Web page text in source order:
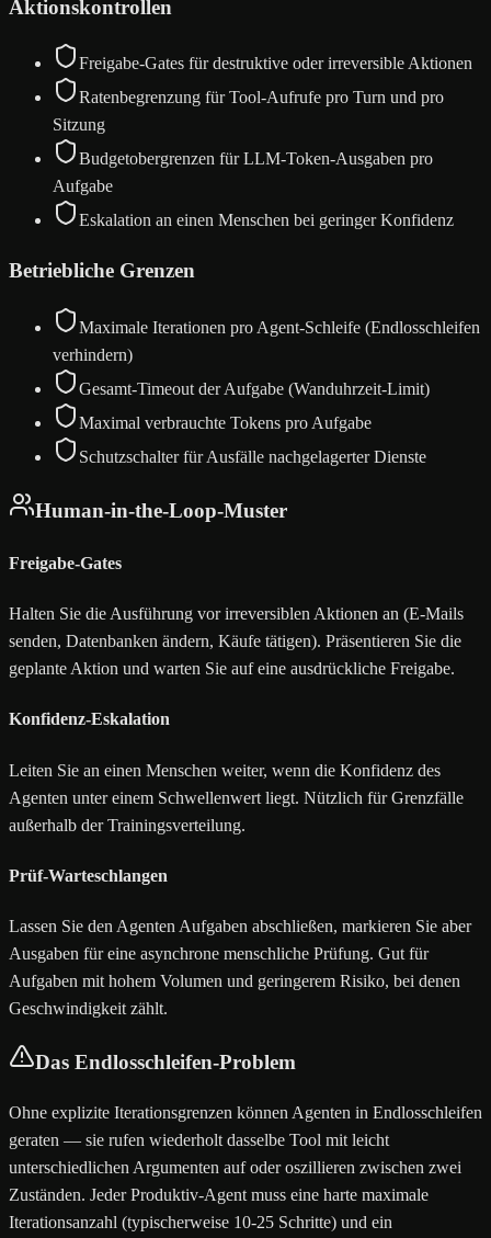
Aktionskontrollen
Freigabe-Gates für destruktive oder irreversible Aktionen
Ratenbegrenzung für Tool-Aufrufe pro Turn und pro
Sitzung
Budgetobergrenzen für LLM-Token-Ausgaben pro
Aufgabe
Eskalation an einen Menschen bei geringer Konfidenz
Betriebliche Grenzen
Maximale Iterationen pro Agent-Schleife (Endlosschleifen
verhindern)
Gesamt-Timeout der Aufgabe (Wanduhrzeit-Limit)
Maximal verbrauchte Tokens pro Aufgabe
Schutzschalter für Ausfälle nachgelagerter Dienste
Human-in-the-Loop-Muster
Freigabe-Gates
Halten Sie die Ausführung vor irreversiblen Aktionen an (E-Mails
senden, Datenbanken ändern, Käufe tätigen). Präsentieren Sie die
geplante Aktion und warten Sie auf eine ausdrückliche Freigabe.
Konfidenz-Eskalation
Leiten Sie an einen Menschen weiter, wenn die Konfidenz des
Agenten unter einem Schwellenwert liegt. Nützlich für Grenzfälle
außerhalb der Trainingsverteilung.
Prüf-Warteschlangen
Lassen Sie den Agenten Aufgaben abschließen, markieren Sie aber
Ausgaben für eine asynchrone menschliche Prüfung. Gut für
Aufgaben mit hohem Volumen und geringerem Risiko, bei denen
Geschwindigkeit zählt.
Das Endlosschleifen-Problem
Ohne explizite Iterationsgrenzen können Agenten in Endlosschleifen
geraten — sie rufen wiederholt dasselbe Tool mit leicht
unterschiedlichen Argumenten auf oder oszillieren zwischen zwei
Zuständen. Jeder Produktiv-Agent muss eine harte maximale
Iterationsanzahl (typischerweise 10-25 Schritte) und ein